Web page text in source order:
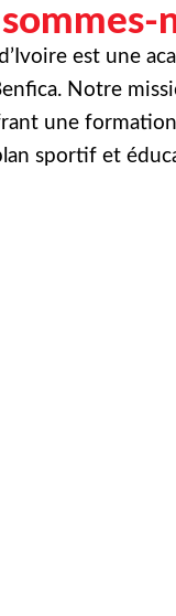
est une
Notre
une
sportif et